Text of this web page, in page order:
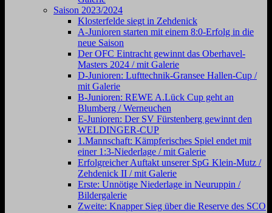
Saison 2023/2024
Klosterfelde siegt in Zehdenick
A-Junioren starten mit einem 8:0-Erfolg in die
neue Saison
Der OFC Eintracht gewinnt das Oberhavel-
Masters 2024 / mit Galerie
D-Junioren: Lufttechnik-Gransee Hallen-Cup /
mit Galerie
B-Junioren: REWE A.Lück Cup geht an
Blumberg / Werneuchen
E-Junioren: Der SV Fürstenberg gewinnt den
WELDINGER-CUP
1.Mannschaft: Kämpferisches Spiel endet mit
einer 1:3-Niederlage / mit Galerie
Erfolgreicher Auftakt unserer SpG Klein-Mutz /
Zehdenick II / mit Galerie
Erste: Unnötige Niederlage in Neuruppin /
Bildergalerie
Zweite: Knapper Sieg über die Reserve des SCO